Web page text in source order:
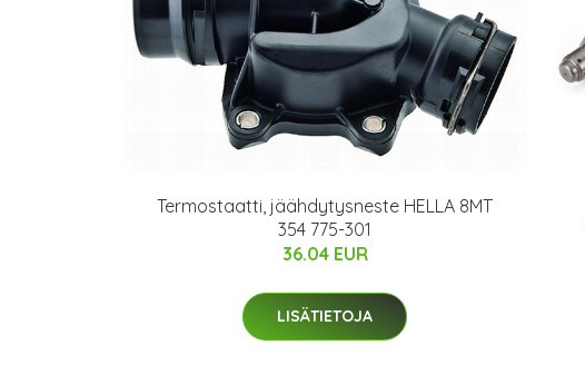
Termostaatti, jäähdytysneste HELLA 8MT
354 775-301
36.04 EUR
LISÄTIETOJA